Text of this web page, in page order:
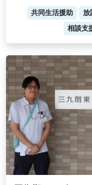
共同生活援助 放
相談支